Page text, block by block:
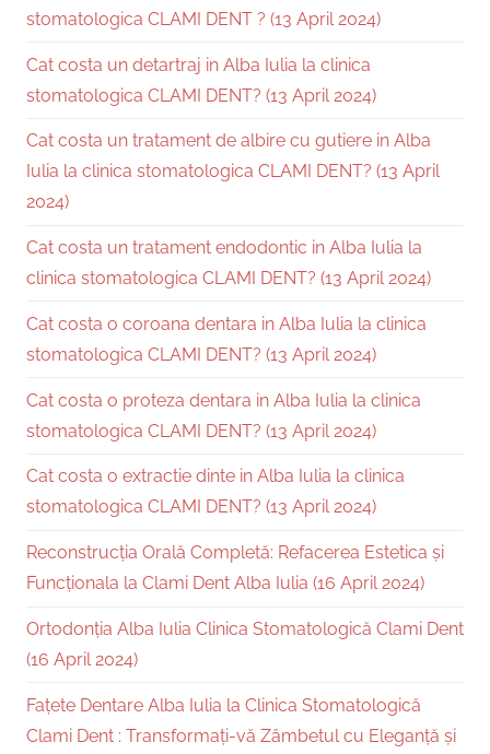
stomatologica CLAMI DENT ? (13 April 2024)
Cat costa un detartraj in Alba Iulia la clinica
stomatologica CLAMI DENT? (13 April 2024)
Cat costa un tratament de albire cu gutiere in Alba
Iulia la clinica stomatologica CLAMI DENT? (13 April
2024)
Cat costa un tratament endodontic in Alba Iulia la
clinica stomatologica CLAMI DENT? (13 April 2024)
Cat costa o coroana dentara in Alba Iulia la clinica
stomatologica CLAMI DENT? (13 April 2024)
Cat costa o proteza dentara in Alba Iulia la clinica
stomatologica CLAMI DENT? (13 April 2024)
Cat costa o extractie dinte in Alba Iulia la clinica
stomatologica CLAMI DENT? (13 April 2024)
Reconstrucția Orală Completă: Refacerea Estetica și
Funcționala la Clami Dent Alba Iulia (16 April 2024)
Ortodonția Alba Iulia Clinica Stomatologică Clami Dent
(16 April 2024)
Fațete Dentare Alba Iulia la Clinica Stomatologică
Clami Dent : Transformați-vă Zâmbetul cu Eleganță și